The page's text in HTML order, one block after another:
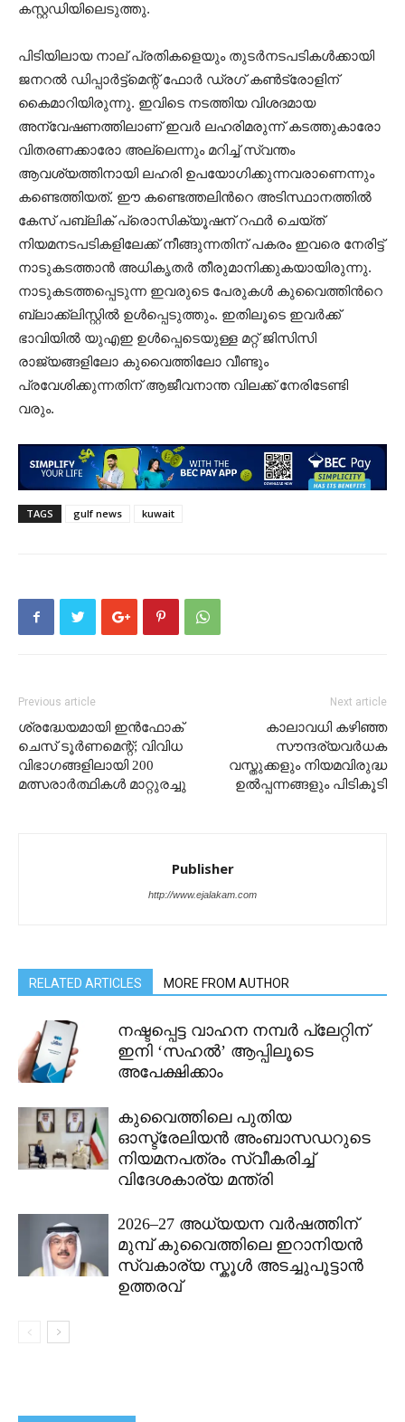
കസ്റ്റഡിയിലെടുത്തു.
പിടിയിലായ നാല് പ്രതികളെയും തുടർനടപടികൾക്കായി
ജനറൽ ഡിപ്പാർട്ട്‌മെന്റ് ഫോർ ഡ്രഗ് കൺട്രോളിന്
കൈമാറിയിരുന്നു. ഇവിടെ നടത്തിയ വിശദമായ
അന്വേഷണത്തിലാണ് ഇവർ ലഹരിമരുന്ന് കടത്തുകാരോ
വിതരണക്കാരോ അല്ലെന്നും മറിച്ച് സ്വന്തം
ആവശ്യത്തിനായി ലഹരി ഉപയോഗിക്കുന്നവരാണെന്നും
കണ്ടെത്തിയത്. ഈ കണ്ടെത്തലിന്‍റെ അടിസ്ഥാനത്തിൽ
കേസ് പബ്ലിക് പ്രൊസിക്യൂഷന് റഫർ ചെയ്ത്
നിയമനടപടികളിലേക്ക് നീങ്ങുന്നതിന് പകരം ഇവരെ നേരിട്ട്
നാടുകടത്താൻ അധികൃതർ തീരുമാനിക്കുകയായിരുന്നു.
നാടുകടത്തപ്പെടുന്ന ഇവരുടെ പേരുകൾ കുവൈത്തിന്‍റെ
ബ്ലാക്ക്‌ലിസ്റ്റിൽ ഉൾപ്പെടുത്തും. ഇതിലൂടെ ഇവർക്ക്
ഭാവിയിൽ യുഎഇ ഉൾപ്പെടെയുള്ള മറ്റ് ജിസിസി
രാജ്യങ്ങളിലോ കുവൈത്തിലോ വീണ്ടും
പ്രവേശിക്കുന്നതിന് ആജീവനാന്ത വിലക്ക് നേരിടേണ്ടി
വരും.
TAGS gulf news kuwait
Previous article
ശ്രദ്ധേയമായി ഇൻഫോക്
ചെസ് ടൂർണമെന്റ്; വിവിധ
വിഭാഗങ്ങളിലായി 200
മത്സരാർത്ഥികൾ മാറ്റുരച്ചു
Next article
കാലാവധി കഴിഞ്ഞ
സൗന്ദര്യവർധക
വസ്തുക്കളും നിയമവിരുദ്ധ
ഉൽപ്പന്നങ്ങളും പി‍ടികൂടി
Publisher
http://www.ejalakam.com
RELATED ARTICLES MORE FROM AUTHOR
നഷ്ടപ്പെട്ട വാഹന നമ്പർ പ്ലേറ്റിന്
ഇനി ‘സഹൽ’ ആപ്പിലൂടെ
അപേക്ഷിക്കാം
കുവൈത്തിലെ പുതിയ
ഓസ്ട്രേലിയൻ അംബാസഡറുടെ
നിയമനപത്രം സ്വീകരിച്ച്
വിദേശകാര്യ മന്ത്രി
2026–27 അധ്യയന വർഷത്തിന്
മുമ്പ് കുവൈത്തിലെ ഇറാനിയൻ
സ്വകാര്യ സ്കൂൾ അടച്ചുപൂട്ടാൻ
ഉത്തരവ്